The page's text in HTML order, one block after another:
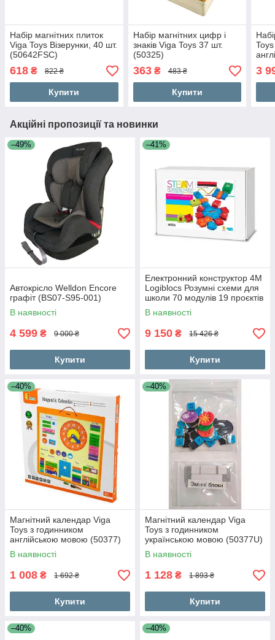
Набір магнітних плиток
Viga Toys Візерунки, 40 шт.
(50642FSC)
618 ₴ 822 ₴
Купити
Набір магнітних цифр і
знаків Viga Toys 37 шт.
(50325)
363₴ 483 ₴
Купити
3
Акційні пропозиції та новинки
–49%
Автокрісло Welldon Encore
графіт (BS07-S95-001)
В наявності
4 599 ₴ 9 000 ₴
Купити
–41%
Електронний конструктор 4M
Logiblocs Розумні схеми для
школи 70 модулів 19 проєктів
(0000-01709)
В наявності
9 150 ₴ 15 426 ₴
Купити
–40%
Магнітний календар Viga
Toys з годинником
англійською мовою (50377)
В наявності
1 008 ₴ 1 692 ₴
Купити
–40%
Магнітний календар Viga
Toys з годинником
українською мовою (50377U)
В наявності
1 128 ₴ 1 893 ₴
Купити
–40% –40%